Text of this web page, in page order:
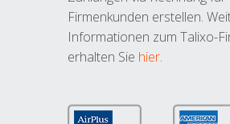
Firmenkunden erstellen.
Informationen zum Talixo-
erhalten Sie hier.